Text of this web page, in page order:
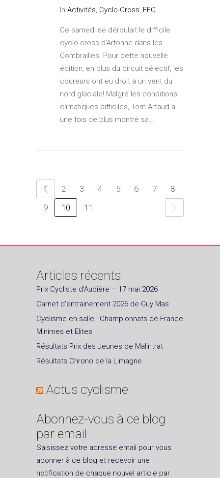
In Activités, Cyclo-Cross, FFC
Ce samedi se déroulait le difficile
cyclo-cross d'Artonne dans les
Combrailles. Pour cette nouvelle
édition, en plus du circuit sélectif, les
coureurs ont eu droit à un vent du
nord glaciale! Malgré les conditions
climatiques difficiles, Tom Artaud a
une fois de plus montré sa...
1 2 3 4 5 6 7
8
9
10 11
Articles récents
Prix Cycliste d’Aubière – 17 mai 2026
Carnet d’entrainement 2026 de Guy Mas
Cyclisme en salle : Championnats de France
Minimes et Elites
Résultats Prix des Jeunes de Malintrat
Résultats Chrono de la Limagne
Actus cyclisme
Abonnez-vous à ce blog
par email.
Saisissez votre adresse email pour vous
abonner à ce blog et recevoir une
notification de chaque nouvel article par